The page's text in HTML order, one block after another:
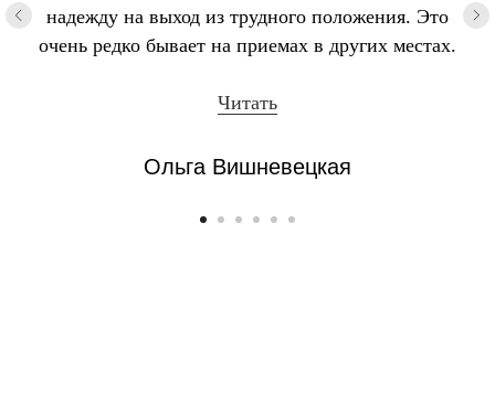
надежду на выход из трудного положения. Это
очень редко бывает на приемах в других местах.
Читать
Ольга Вишневецкая